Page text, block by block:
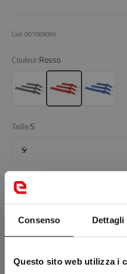
Consenso Dettagli
Questo sito web utilizza i
Cod. 001069065
Couleur:Rosso
Blu
Taille:S
S
NOUVEAUTÉ: RETOUR OFFERT
LES CHAUSSURES ET LES
Tu n'as pas trouvé ce que tu